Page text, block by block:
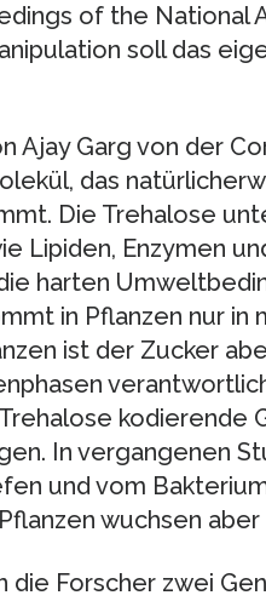
of the National
soll das
Ajay Garg von der
das
Die Trehalose
Lipiden, Enzymen
harten
in Pflanzen nur in
ist der Zucker
kodierende
In vergangenen
und vom
wuchsen aber
Forscher zwei